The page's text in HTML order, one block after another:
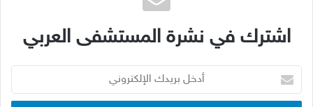
اشترك في نشرة المستشفى العربي
بريدك
الإلكتروني